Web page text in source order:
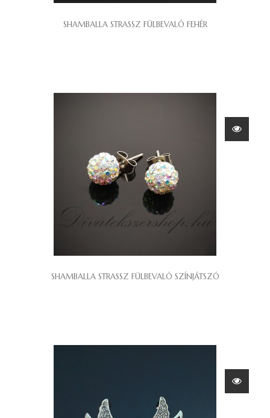
SHAMBALLA STRASSZ FÜLBEVALÓ FEHÉR
SHAMBALLA STRASSZ FÜLBEVALÓ SZÍNJÁTSZÓ